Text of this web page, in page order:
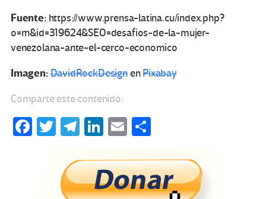
Fuente:https://www.prensa-latina.cu/index.php?
o=rn&id=319624&SEO=desafios-de-la-mujer-
venezolana-ante-el-cerco-economico
Imagen:DavidRockDesignenPixabay
Comparte este contenido:
Fa T
tt
er
Te
gr
a
Li
ke
dI
E
ail m
p